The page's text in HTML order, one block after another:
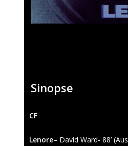
Sinopse
CF
Lenore– David Ward- 88’